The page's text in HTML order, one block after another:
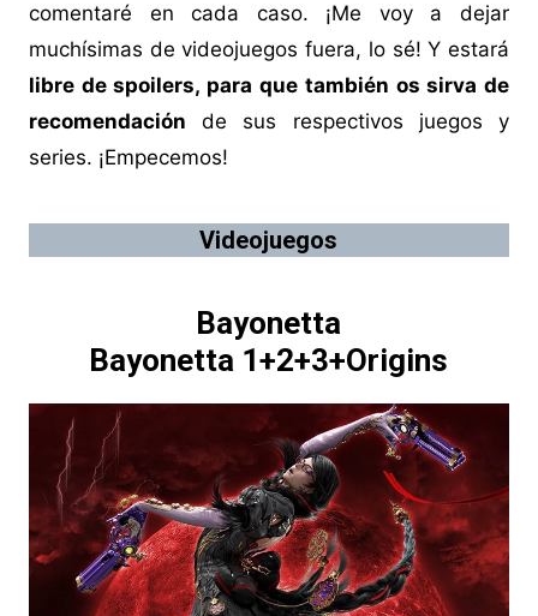
comentaré en cada caso. ¡Me voy a dejar
muchísimas de videojuegos fuera, lo sé! Y estará
libre de spoilers, para que también os sirva de
recomendación de sus respectivos juegos y
series. ¡Empecemos!
Videojuegos
Bayonetta
Bayonetta 1+2+3+Origins